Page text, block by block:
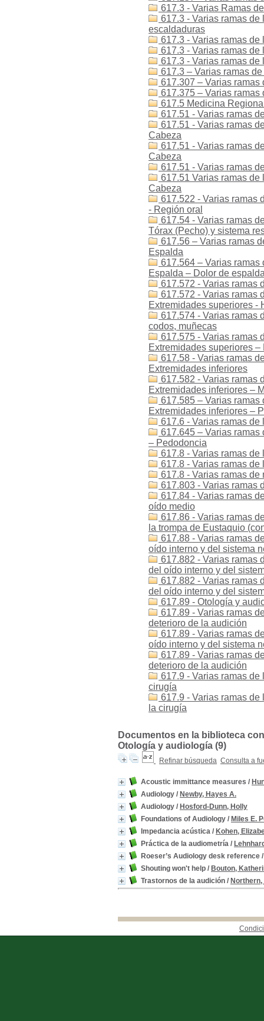
617.3 - Varias Ramas
617.3 - Varias ramas
escaldaduras
617.3 - Varias ramas
617.3 - Varias ramas
617.3 - Varias ramas
617.3 – Varias ramas
617.307 – Varias
617.375 – Varias
617.5 Medicina
617.51 - Varias ramas
617.51 - Varias ramas
Cabeza
617.51 - Varias ramas
Cabeza
617.51 - Varias ramas
617.51 Varias ramas
Cabeza
617.522 - Varias ramas
- Región oral
617.54 - Varias ramas
Tórax (Pecho) y sistema
617.56 – Varias ramas
Espalda
617.564 – Varias
Espalda – Dolor de
617.572 - Varias ramas
617.572 - Varias ramas
Extremidades superiores -
617.574 - Varias ramas
codos, muñecas
617.575 - Varias ramas
Extremidades superiores –
617.58 - Varias ramas
Extremidades inferiores
617.582 - Varias ramas
Extremidades inferiores –
617.585 – Varias
Extremidades inferiores –
617.6 - Varias ramas
617.645 – Varias
– Pedodoncia
617.8 - Varias ramas
617.8 - Varias ramas
617.8 - Varias ramas
617.803 - Varias ramas
617.84 - Varias ramas
oído medio
617.86 - Varias ramas
la trompa de Eustaquio
617.88 - Varias ramas
oído interno y del sistema
617.882 - Varias ramas
del oído interno y del
617.882 - Varias ramas
del oído interno y del
617.89 - Otología y
617.89 - Varias ramas
deterioro de la audición
617.89 - Varias ramas
oído interno y del sistema
617.89 - Varias ramas
deterioro de la audición
617.9 - Varias ramas
cirugía
617.9 - Varias ramas
la cirugía
Documentos en la biblioteca
Otología y audiología (9)
Refinar búsqueda Consulta a
Acoustic immittance measures /
Audiology / Newby, Hayes A.
Audiology / Hosford-Dunn, Holly
Foundations of Audiology / Miles E.
Impedancia acústica / Kohen,
Práctica de la audiometría /
Roeser’s Audiology desk reference
Shouting won't help / Bouton,
Trastornos de la audición /